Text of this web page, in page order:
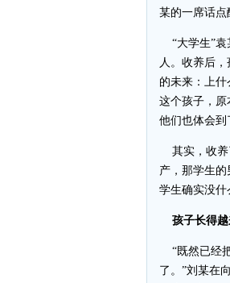
某的一席话点
“大学生”袁
人。收养后
的未来：上
这个孩子，原
他们也体会到
其实，收养
产，那学生
学生确实没什
孩子长得越
“既然已经
了。”刘某在